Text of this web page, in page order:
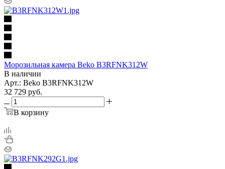
Морозильная камера Beko B3RFNK312W
В наличии
Арт.: Beko B3RFNK312W
32 729 руб.
В корзину